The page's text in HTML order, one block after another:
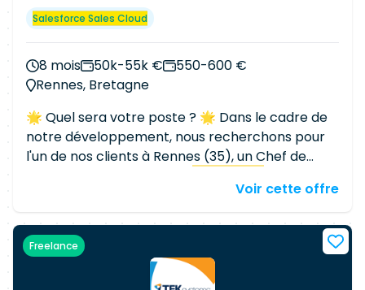
Salesforce Sales Cloud
8 mois 50k-55k €
550-600 €
Rennes, Bretagne
🌟 Quel sera votre poste ? 🌟 Dans le cadre de
notre développement, nous recherchons pour
l'un de nos clients à Rennes (35), un Chef de
Démarrage : ASAP Lieu : Rennes (35) +
Bretagne Télétravail : 2 jours / semaine possibles
Contrats : Ouvert à tous types de contrats
(indep, portage, CDI) Anglais obligatoire 👉
Voir cette offre
Freelance